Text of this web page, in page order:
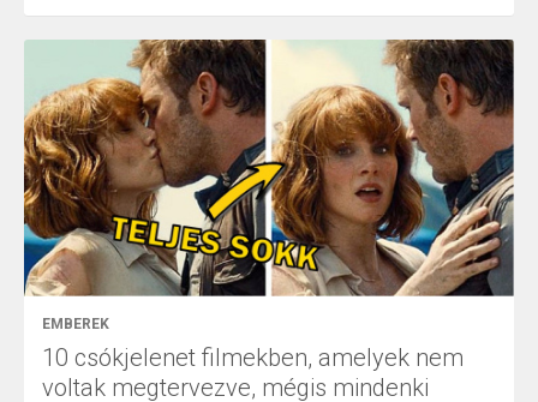
EMBEREK
10 csókjelenet filmekben, amelyek nem
voltak megtervezve, mégis mindenki